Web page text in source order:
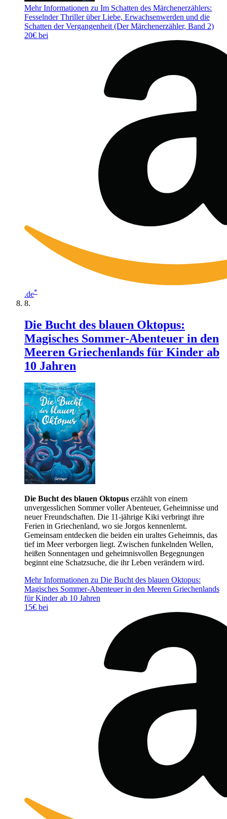
Mehr Informationen zu Im Schatten des Märchenerzählers:
Fesselnder Thriller über Liebe, Erwachsenwerden und die
Schatten der Vergangenheit (Der Märchenerzähler, Band 2)
20€ bei
.de*
Die Bucht des blauen Oktopus:
Magisches Sommer-Abenteuer in den
Meeren Griechenlands für Kinder ab
10 Jahren
Die Bucht des blauen Oktopus erzählt von einem
unvergesslichen Sommer voller Abenteuer, Geheimnisse und
neuer Freundschaften. Die 11-jährige Kiki verbringt ihre
Ferien in Griechenland, wo sie Jorgos kennenlernt.
Gemeinsam entdecken die beiden ein uraltes Geheimnis, das
tief im Meer verborgen liegt. Zwischen funkelnden Wellen,
heißen Sonnentagen und geheimnisvollen Begegnungen
beginnt eine Schatzsuche, die ihr Leben verändern wird.
Mehr Informationen zu Die Bucht des blauen Oktopus:
Magisches Sommer-Abenteuer in den Meeren Griechenlands
für Kinder ab 10 Jahren
15€ bei